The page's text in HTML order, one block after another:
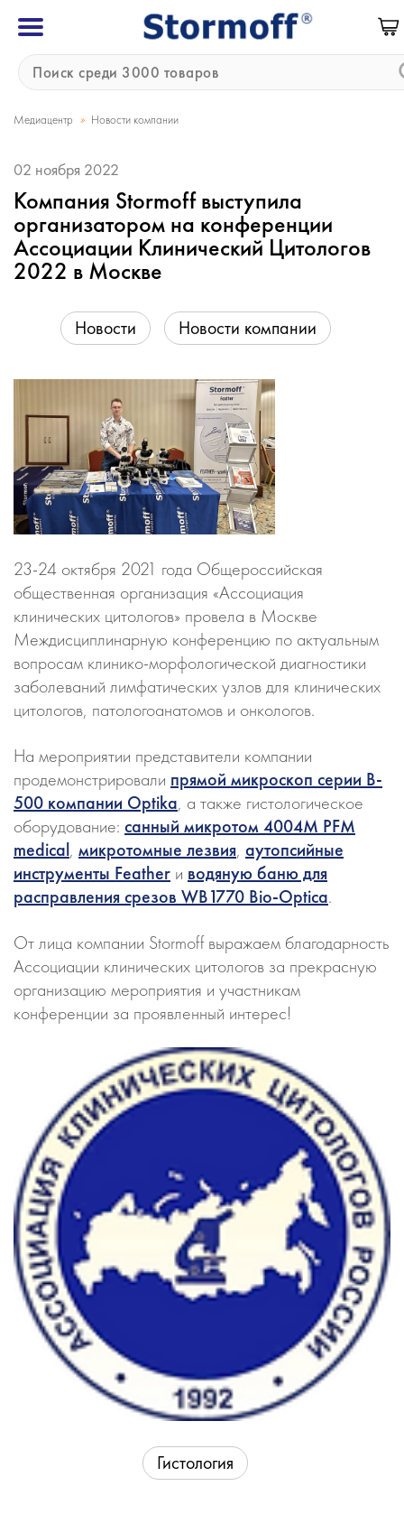
Медиацентр » Новости компании
02 ноября 2022
Компания Stormoff выступила
организатором на конференции
Ассоциации Клинический Цитологов
2022 в Москве
Новости Новости компании
23-24 октября 2021 года Общероссийская
общественная организация «Ассоциация
клинических цитологов» провела в Москве
Междисциплинарную конференцию по актуальным
вопросам клинико-морфологической диагностики
заболеваний лимфатических узлов для клинических
цитологов, патологоанатомов и онкологов.
На мероприятии представители компании
продемонстрировали прямой микроскоп серии B-
500 компании Optika, а также гистологическое
оборудование: санный микротом 4004М PFM
medical, микротомные лезвия, аутопсийные
инструменты Feather и водяную баню для
расправления срезов WB1770 Bio-Optica.
От лица компании Stormoff выражаем благодарность
Ассоциации клинических цитологов за прекрасную
организацию мероприятия и участникам
конференции за проявленный интерес!
Гистология